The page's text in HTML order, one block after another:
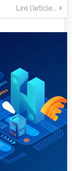
Lire l'article...